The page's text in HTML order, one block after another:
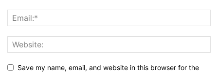
Save my name, email, and website in this browser for the